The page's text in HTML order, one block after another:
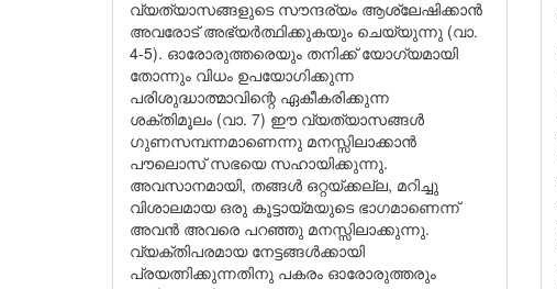
വ്യത്യാസങ്ങളുടെ സൗന്ദര്യം ആശ്ലേഷിക്കാൻ
അവരോട് അഭ്യർത്ഥിക്കുകയും ചെയ്യുന്നു (വാ.
4-5). ഓരോരുത്തരെയും തനിക്ക് യോഗ്യമായി
തോന്നും വിധം ഉപയോഗിക്കുന്ന
പരിശുദ്ധാത്മാവിന്റെ ഏകീകരിക്കുന്ന
ശക്തിമൂലം (വാ. 7) ഈ വ്യത്യാസങ്ങൾ
ഗുണസമ്പന്നമാണെന്നു മനസ്സിലാക്കാൻ
പൗലൊസ് സഭയെ സഹായിക്കുന്നു.
അവസാനമായി, തങ്ങൾ ഒറ്റയ്ക്കല്ല, മറിച്ചു
വിശാലമായ ഒരു കൂട്ടായ്മയുടെ ഭാഗമാണെന്ന്
അവൻ അവരെ പറഞ്ഞു മനസ്സിലാക്കുന്നു.
വ്യക്തിപരമായ നേട്ടങ്ങൾക്കായി
പ്രയത്നിക്കുന്നതിനു പകരം ഓരോരുത്തരും